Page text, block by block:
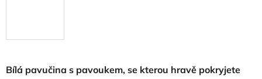
Bílá pavučina s pavoukem, se kterou hravě pokryjete